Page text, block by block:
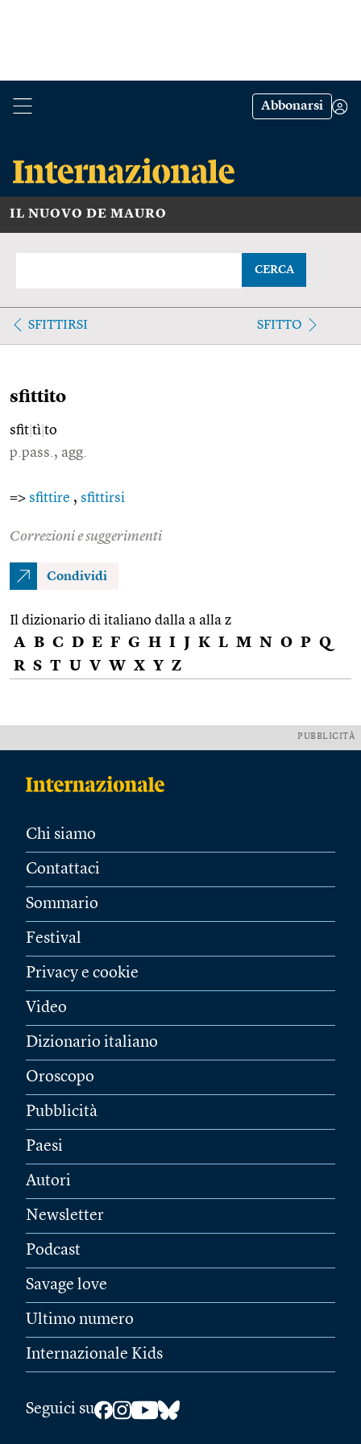
Abbonarsi
IL NUOVO DE MAURO
CERCA
SFITTIRSI SFITTO
sfittito
sfit tì to
p.pass., agg.
=> sfittire , sfittirsi
Correzioni e suggerimenti
Condividi
Il dizionario di italiano dalla a alla z
A B C D E F G H I J K L M N O P Q
R S T U V W X Y Z
PUBBLICITÀ
Chi siamo
Contattaci
Sommario
Festival
Privacy e cookie
Video
Dizionario italiano
Oroscopo
Pubblicità
Paesi
Autori
Newsletter
Podcast
Savage love
Ultimo numero
Internazionale Kids
Seguici su